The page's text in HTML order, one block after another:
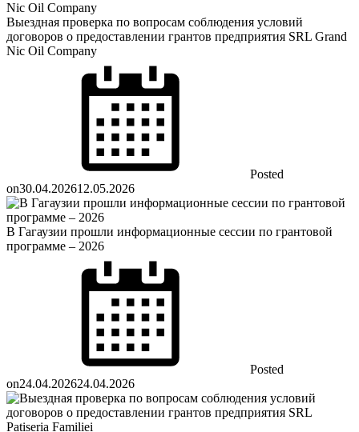
Выездная проверка по вопросам соблюдения условий
договоров о предоставлении грантов предприятия SRL Grand
Nic Oil Company
Posted
on30.04.202612.05.2026
В Гагаузии прошли информационные сессии по грантовой
программе – 2026
Posted
on24.04.202624.04.2026